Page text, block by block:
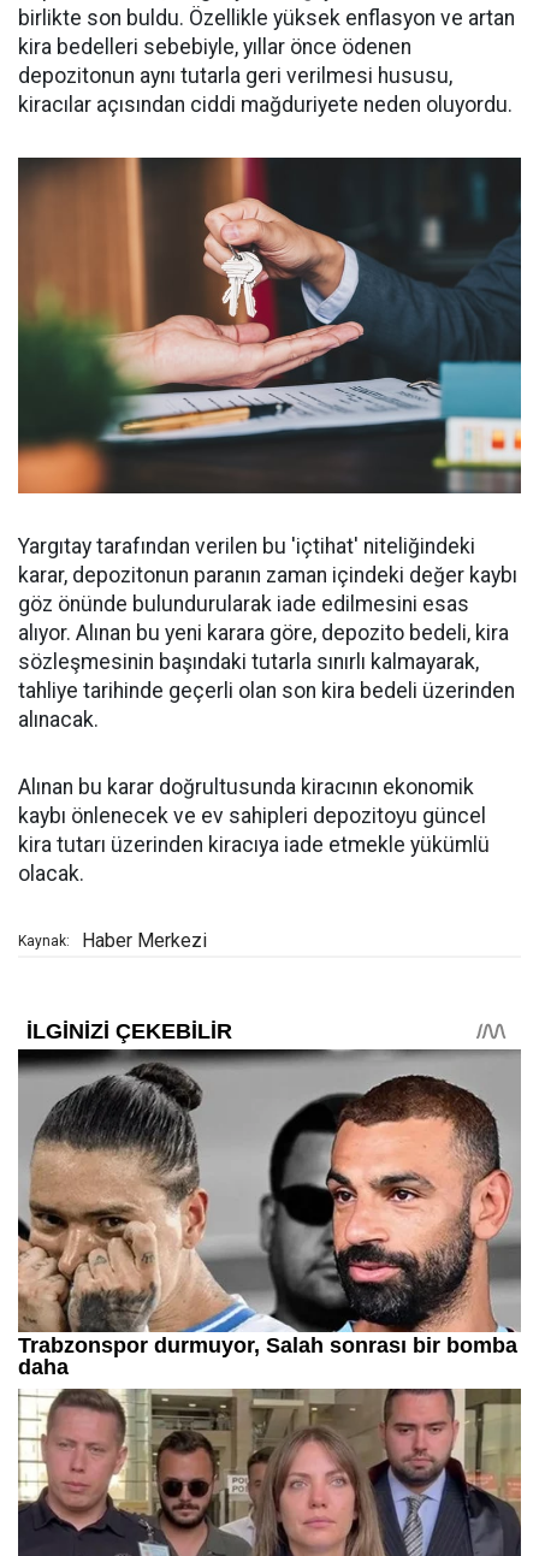
birlikte son buldu. Özellikle yüksek enflasyon ve artan
kira bedelleri sebebiyle, yıllar önce ödenen
depozitonun aynı tutarla geri verilmesi hususu,
kiracılar açısından ciddi mağduriyete neden oluyordu.
Yargıtay tarafından verilen bu 'içtihat' niteliğindeki
karar, depozitonun paranın zaman içindeki değer kaybı
göz önünde bulundurularak iade edilmesini esas
alıyor. Alınan bu yeni karara göre, depozito bedeli, kira
sözleşmesinin başındaki tutarla sınırlı kalmayarak,
tahliye tarihinde geçerli olan son kira bedeli üzerinden
alınacak.
Alınan bu karar doğrultusunda kiracının ekonomik
kaybı önlenecek ve ev sahipleri depozitoyu güncel
kira tutarı üzerinden kiracıya iade etmekle yükümlü
olacak.
Kaynak: Haber Merkezi